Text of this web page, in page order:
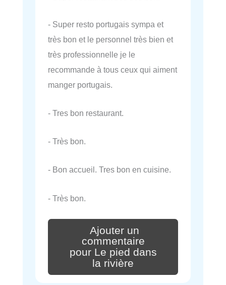
- Super resto portugais sympa et
très bon et le personnel très bien et
très professionnelle je le
recommande à tous ceux qui aiment
manger portugais.
- Tres bon restaurant.
- Très bon.
- Bon accueil. Tres bon en cuisine.
- Très bon.
Ajouter un
commentaire
pour Le pied dans
la rivière